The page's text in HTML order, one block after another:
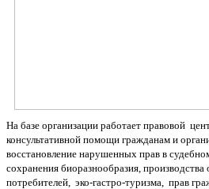
На базе организации работает правовой
консультативной помощи гражданам и
восстановление нарушенных прав в
сохранения биоразнообразия,
потребителей, эко-гастро-туризма, прав